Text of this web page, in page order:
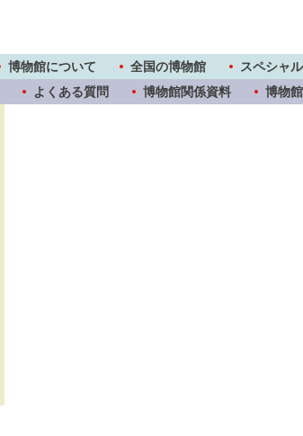
博物館について 全国の博物館
スペシャ
よくある質問 博物館関係資料 博物